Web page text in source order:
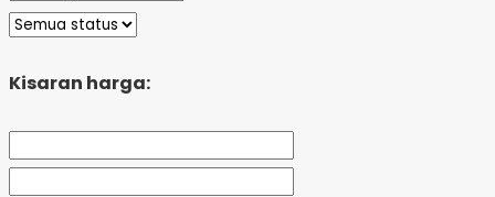
Kisaran harga: